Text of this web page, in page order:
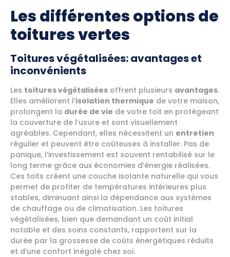
Les différentes options de
toitures vertes
Toitures végétalisées: avantages et
inconvénients
Les toitures végétalisées offrent plusieurs avantages.
Elles améliorent l’isolation thermique de votre maison,
prolongent la durée de vie de votre toit en protégeant
la couverture de l’usure et sont visuellement
agréables. Cependant, elles nécessitent un entretien
régulier et peuvent être coûteuses à installer. Pas de
panique, l’investissement est souvent rentabilisé sur le
long terme grâce aux économies d’énergie réalisées.
Ces toits créent une couche isolante naturelle qui vous
permet de profiter de températures intérieures plus
stables, diminuant ainsi la dépendance aux systèmes
de chauffage ou de climatisation. Les toitures
végétalisées, bien que demandant un coût initial
notable et des soins constants, rapportent sur la
durée par la grossesse de coûts énergétiques réduits
et d’une confort inégalé chez soi.